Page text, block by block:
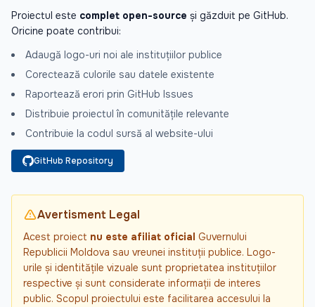
Proiectul este complet open-source și găzduit pe GitHub.
Oricine poate contribui:
Adaugă logo-uri noi ale instituțiilor publice
Corectează culorile sau datele existente
Raportează erori prin GitHub Issues
Distribuie proiectul în comunitățile relevante
Contribuie la codul sursă al website-ului
GitHub Repository
Avertisment Legal
Acest proiect nu este afiliat oficial Guvernului
Republicii Moldova sau vreunei instituții publice. Logo-
urile și identitățile vizuale sunt proprietatea instituțiilor
respective și sunt considerate informații de interes
public. Scopul proiectului este facilitarea accesului la